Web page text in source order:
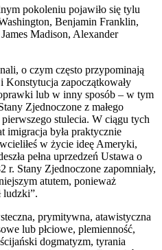
pokoleniu pojawiło się tylu
Benjamin Franklin,
Madison, Alexander
o czym często przypominają
zapoczątkowały
lub w inny sposób – w tym
Zjednoczone z małego
stulecia. W ciągu tych
imigracja była praktycznie
w życie ideę Ameryki,
pełna uprzedzeń Ustawa o
Stany Zjednoczone zapomniały,
atutem, ponieważ
ludzki”.
prymitywna, atawistyczna
lub płciowe, plemienność,
dogmatyzm, tyrania